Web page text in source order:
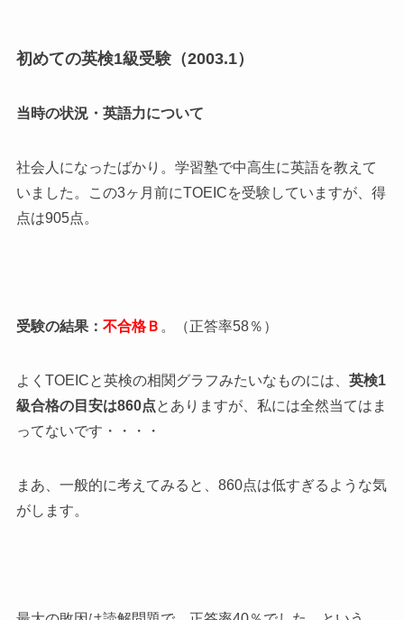
初めての英検1級受験（2003.1）
当時の状況・英語力について
社会人になったばかり。学習塾で中高生に英語を教えて
いました。この3ヶ月前にTOEICを受験していますが、得
点は905点。
受験の結果： 不合格Ｂ 。（正答率58％）
よくTOEICと英検の相関グラフみたいなものには、 英検1
級合格の目安は860点とありますが、私には全然当てはま
ってないです・・・・
まあ、一般的に考えてみると、860点は低すぎるような気
がします。